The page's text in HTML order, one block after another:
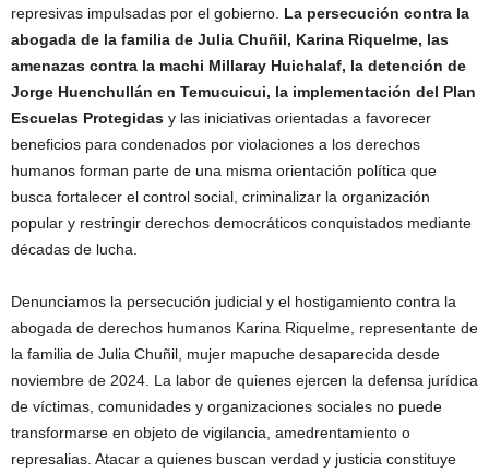
represivas impulsadas por el gobierno. La persecución contra la
abogada de la familia de Julia Chuñil, Karina Riquelme, las
amenazas contra la machi Millaray Huichalaf, la detención de
Jorge Huenchullán en Temucuicui, la implementación del Plan
Escuelas Protegidas y las iniciativas orientadas a favorecer
beneficios para condenados por violaciones a los derechos
humanos forman parte de una misma orientación política que
busca fortalecer el control social, criminalizar la organización
popular y restringir derechos democráticos conquistados mediante
décadas de lucha.
Denunciamos la persecución judicial y el hostigamiento contra la
abogada de derechos humanos Karina Riquelme, representante de
la familia de Julia Chuñil, mujer mapuche desaparecida desde
noviembre de 2024. La labor de quienes ejercen la defensa jurídica
de víctimas, comunidades y organizaciones sociales no puede
transformarse en objeto de vigilancia, amedrentamiento o
represalias. Atacar a quienes buscan verdad y justicia constituye